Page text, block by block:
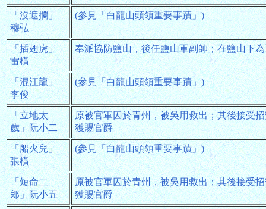
「沒遮攔」
穆弘
(參見「白龍山頭領重要事蹟」)
「插翅虎」
雷橫
奉派協防鹽山，後任鹽山軍副帥；在鹽山下
「混江龍」
李俊
(參見「白龍山頭領重要事蹟」)
「立地太
歲」阮小二
原被官軍囚於青州，被吳用救出；其後接受
獲賜官爵
「船火兒」
張橫
(參見「白龍山頭領重要事蹟」)
「短命二
郎」阮小五
原被官軍囚於青州，被吳用救出；其後接受
獲賜官爵